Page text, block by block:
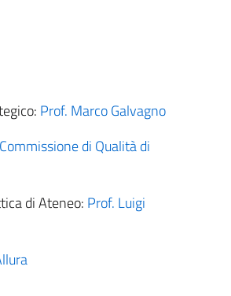
Prof. Marco Galvagno
Commissione di Qualità di
di Ateneo: Prof. Luigi